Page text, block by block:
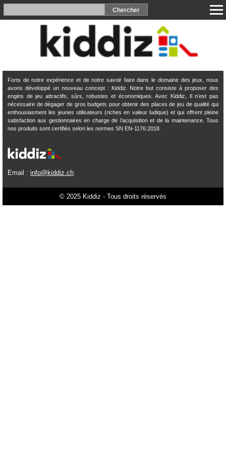
Forts de notre expérience et de notre savoir faire dans le domaine des jeux, nous
avons développé un nouveau concept : Kiddiz. Notre but consiste à proposer des
engins de jeu attractifs, sûrs, robustes et économiques. Avec Kiddiz, Il n’est pas
nécessaire de dégager de gros budgets pour obtenir des places de jeu de qualité qui
enthousiasment les jeunes utilisateurs (riches en valeur ludique) et qui offrent pleine
satisfaction aux gestionnaires en charge de l’acquisition et de la maintenance. Tous
nos produits sont certifiés selon les normes SN EN-1176:2018.
Email : info@kiddiz.ch
© 2025 Kiddiz - Tous droits réservés